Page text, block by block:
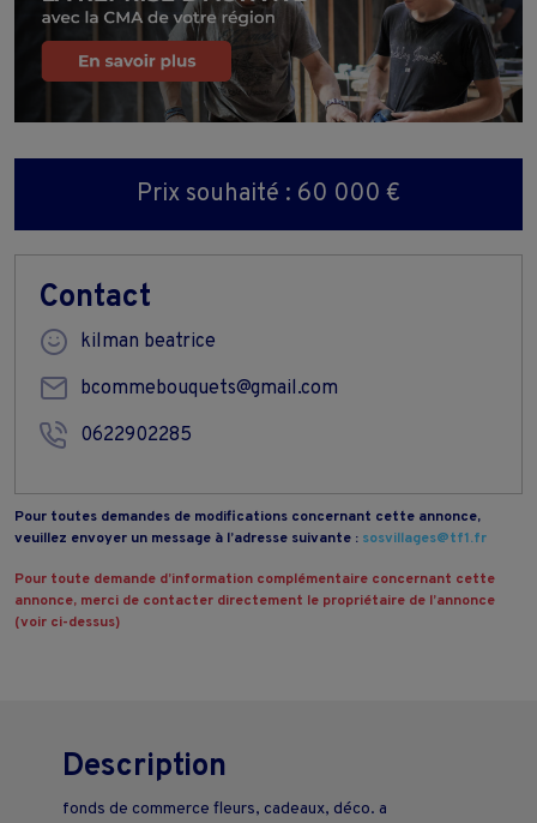
Prix souhaité : 60 000 €
Contact
kilman beatrice
bcommebouquets@gmail.com
0622902285
Pour toutes demandes de modifications concernant cette annonce,
veuillez envoyer un message à l’adresse suivante : sosvillages@tf1.fr
Pour toute demande d’information complémentaire concernant cette
annonce, merci de contacter directement le propriétaire de l’annonce
(voir ci-dessus)
Description
fonds de commerce fleurs, cadeaux, déco. a